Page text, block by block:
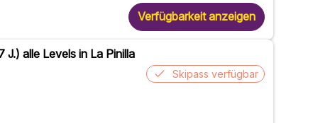
Verfügbarkeit anzeigen
J.) alle Levels in La Pinilla
Skipass verfügbar